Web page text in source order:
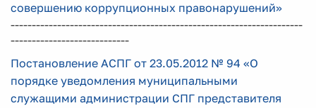
совершению коррупционных правонарушений»
---------------------------------------------------------------------
----------------------------
Постановление АСПГ от 23.05.2012 № 94 «О
порядке уведомления муниципальными
служащими администрации СПГ представителя